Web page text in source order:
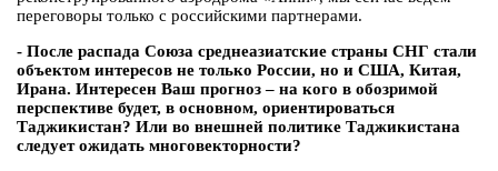
переговоры только с российскими партнерами.
- После распада Союза среднеазиатские страны СНГ стали
объектом интересов не только России, но и США, Китая,
Ирана. Интересен Ваш прогноз – на кого в обозримой
перспективе будет, в основном, ориентироваться
Таджикистан? Или во внешней политике Таджикистана
следует ожидать многовекторности?